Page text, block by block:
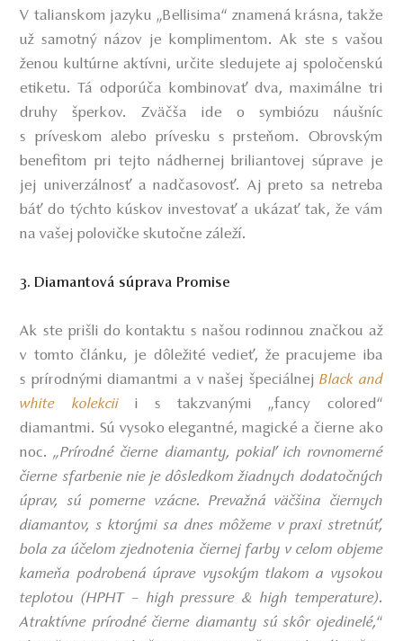
V talianskom jazyku „Bellisima“ znamená krásna, takže
už samotný názov je komplimentom. Ak ste s vašou
ženou kultúrne aktívni, určite sledujete aj spoločenskú
etiketu. Tá odporúča kombinovať dva, maximálne tri
druhy šperkov. Zväčša ide o symbiózu náušníc
s príveskom alebo prívesku s prsteňom. Obrovským
benefitom pri tejto nádhernej briliantovej súprave je
jej univerzálnosť a nadčasovosť. Aj preto sa netreba
báť do týchto kúskov investovať a ukázať tak, že vám
na vašej polovičke skutočne záleží.
3. Diamantová súprava Promise
Ak ste prišli do kontaktu s našou rodinnou značkou až
v tomto článku, je dôležité vedieť, že pracujeme iba
s prírodnými diamantmi a v našej špeciálnejBlack and
white kolekciii s takzvanými „fancy colored“
diamantmi. Sú vysoko elegantné, magické a čierne ako
noc. „Prírodné čierne diamanty, pokiaľ ich rovnomerné
čierne sfarbenie nie je dôsledkom žiadnych dodatočných
úprav, sú pomerne vzácne. Prevažná väčšina čiernych
diamantov, s ktorými sa dnes môžeme v praxi stretnúť,
bola za účelom zjednotenia čiernej farby v celom objeme
kameňa podrobená úprave vysokým tlakom a vysokou
teplotou (HPHT – high pressure & high temperature).
Atraktívne prírodné čierne diamanty sú skôr ojedinelé,“